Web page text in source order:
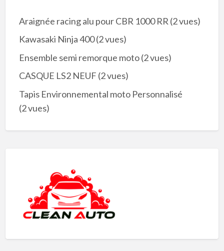
Araignée racing alu pour CBR 1000 RR (2 vues)
Kawasaki Ninja 400(2 vues)
Ensemble semi remorque moto(2 vues)
CASQUE LS2 NEUF (2 vues)
Tapis Environnemental moto Personnalisé
(2 vues)